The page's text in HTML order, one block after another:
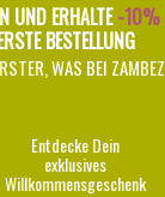
UND ERHALTE -10%
BESTELLUNG
WAS BEI
Entdecke Dein
exklusives
Willkommensgeschenk